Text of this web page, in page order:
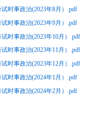
时事政治(2023年8月）.pdf
时事政治(2023年9月）.pdf
时事政治(2023年10月）.pdf
时事政治(2023年11月）.pdf
时事政治(2023年12月）.pdf
时事政治(2024年1月）.pdf
时事政治(2024年2月）.pdf